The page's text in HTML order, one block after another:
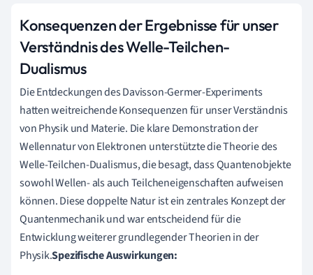
Konsequenzen der Ergebnisse für unser
Verständnis des Welle-Teilchen-
Dualismus
Die Entdeckungen des Davisson-Germer-Experiments
hatten weitreichende Konsequenzen für unser Verständnis
von Physik und Materie. Die klare Demonstration der
Wellennatur von Elektronen unterstützte die Theorie des
Welle-Teilchen-Dualismus, die besagt, dass Quantenobjekte
sowohl Wellen- als auch Teilcheneigenschaften aufweisen
können. Diese doppelte Natur ist ein zentrales Konzept der
Quantenmechanik und war entscheidend für die
Entwicklung weiterer grundlegender Theorien in der
Physik.Spezifische Auswirkungen: